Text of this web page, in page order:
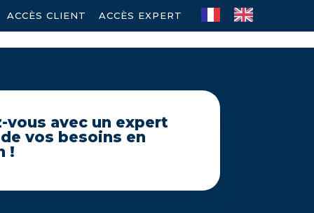
ACCÈS CLIENT ACCÈS EXPERT
vous avec un expert
vos besoins en
!